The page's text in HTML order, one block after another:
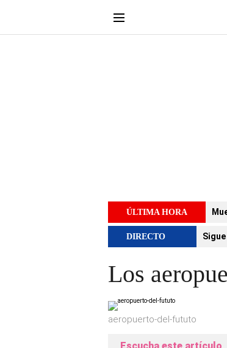
ÚLTIMA HORA
DIRECTO
Los
aeropuerto-del-fututo